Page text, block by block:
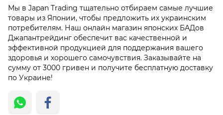
Мы в Japan Trading тщательно отбираем самые лучшие
товары из Японии, чтобы предложить их украинским
потребителям. Наш онлайн магазин японских БАДов
Джапантрейдинг обеспечит вас качественной и
эффективной продукцией для поддержания вашего
здоровья и хорошего самочувствия. Заказывайте на
сумму от 3000 гривен и получите бесплатную доставку
по Украине!